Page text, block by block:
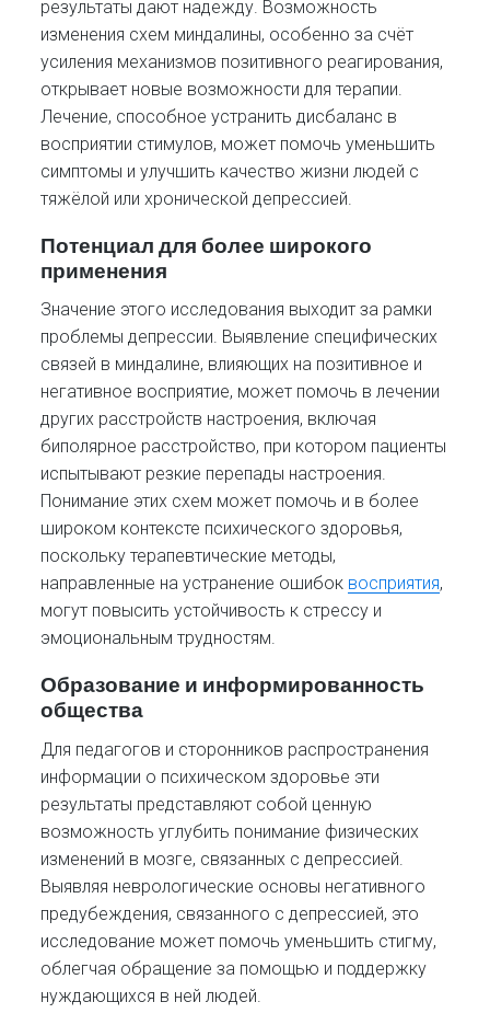
результаты дают надежду. Возможность
изменения схем миндалины, особенно за счёт
усиления механизмов позитивного реагирования,
открывает новые возможности для терапии.
Лечение, способное устранить дисбаланс в
восприятии стимулов, может помочь уменьшить
симптомы и улучшить качество жизни людей с
тяжёлой или хронической депрессией.
Потенциал для более широкого
применения
Значение этого исследования выходит за рамки
проблемы депрессии. Выявление специфических
связей в миндалине, влияющих на позитивное и
негативное восприятие, может помочь в лечении
других расстройств настроения, включая
биполярное расстройство, при котором пациенты
испытывают резкие перепады настроения.
Понимание этих схем может помочь и в более
широком контексте психического здоровья,
поскольку терапевтические методы,
направленные на устранение ошибок восприятия,
могут повысить устойчивость к стрессу и
эмоциональным трудностям.
Образование и информированность
общества
Для педагогов и сторонников распространения
информации о психическом здоровье эти
результаты представляют собой ценную
возможность углубить понимание физических
изменений в мозге, связанных с депрессией.
Выявляя неврологические основы негативного
предубеждения, связанного с депрессией, это
исследование может помочь уменьшить стигму,
облегчая обращение за помощью и поддержку
нуждающихся в ней людей.